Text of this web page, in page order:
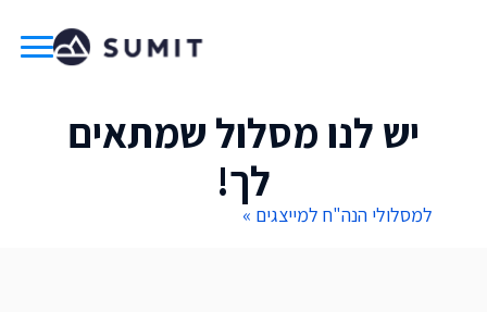
יש לנו מסלול שמתאים
לך!
למסלולי הנה"ח למייצגים »